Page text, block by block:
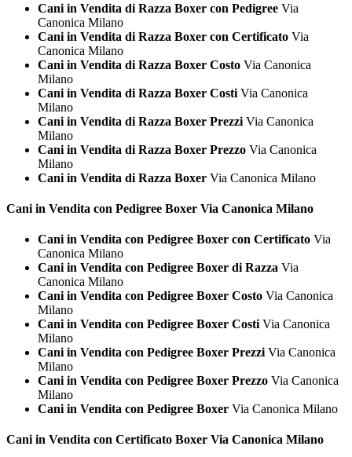
Cani in Vendita di Razza Boxer con Pedigree Via
Canonica Milano
Cani in Vendita di Razza Boxer con Certificato Via
Canonica Milano
Cani in Vendita di Razza Boxer Costo Via Canonica
Milano
Cani in Vendita di Razza Boxer Costi Via Canonica
Milano
Cani in Vendita di Razza Boxer Prezzi Via Canonica
Milano
Cani in Vendita di Razza Boxer Prezzo Via Canonica
Milano
Cani in Vendita di Razza Boxer Via Canonica Milano
Cani in Vendita con Pedigree Boxer Via Canonica Milano
Cani in Vendita con Pedigree Boxer con Certificato Via
Canonica Milano
Cani in Vendita con Pedigree Boxer di Razza Via
Canonica Milano
Cani in Vendita con Pedigree Boxer Costo Via Canonica
Milano
Cani in Vendita con Pedigree Boxer Costi Via Canonica
Milano
Cani in Vendita con Pedigree Boxer Prezzi Via Canonica
Milano
Cani in Vendita con Pedigree Boxer Prezzo Via Canonica
Milano
Cani in Vendita con Pedigree Boxer Via Canonica Milano
Cani in Vendita con Certificato Boxer Via Canonica Milano